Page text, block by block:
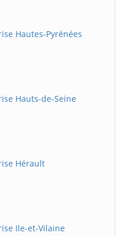
Hautes-Pyrénées
Hauts-de-Seine
Hérault
Ile-et-Vilaine